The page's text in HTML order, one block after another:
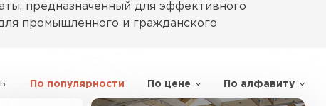
предназначенный для эффективного
промышленного и гражданского
Он устойчив к влаге и не поддерживает
По популярности По цене По алфавиту